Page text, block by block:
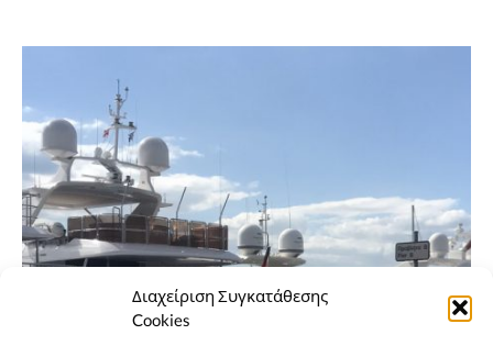
Διαχείριση Συγκατάθεσης
Cookies